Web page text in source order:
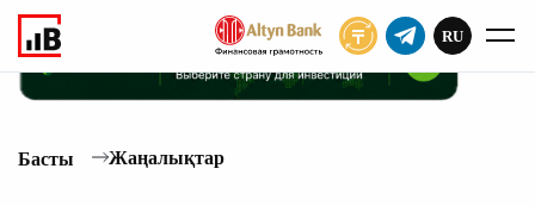
ЖАЗЫЛУ
RU
Басты Жаңалықтар